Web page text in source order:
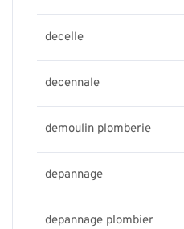
decelle
decennale
demoulin plomberie
depannage
depannage plombier